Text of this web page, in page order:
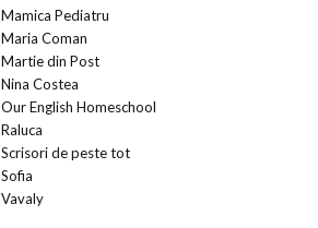
Mamica Pediatru
Maria Coman
Martie din Post
Nina Costea
Our English Homeschool
Raluca
Scrisori de peste tot
Sofia
Vavaly